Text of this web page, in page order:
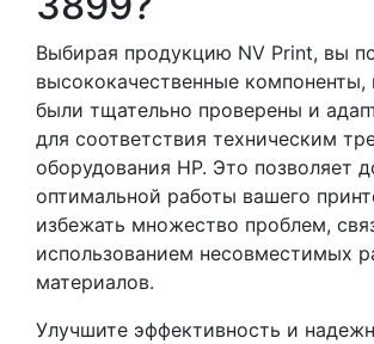
Выбирая продукцию NV Print, вы
высококачественные компоненты,
были тщательно проверены и
для соответствия техническим
оборудования HP. Это позволяет
оптимальной работы вашего
избежать множество проблем,
использованием несовместимых
материалов.
Улучшите эффективность и